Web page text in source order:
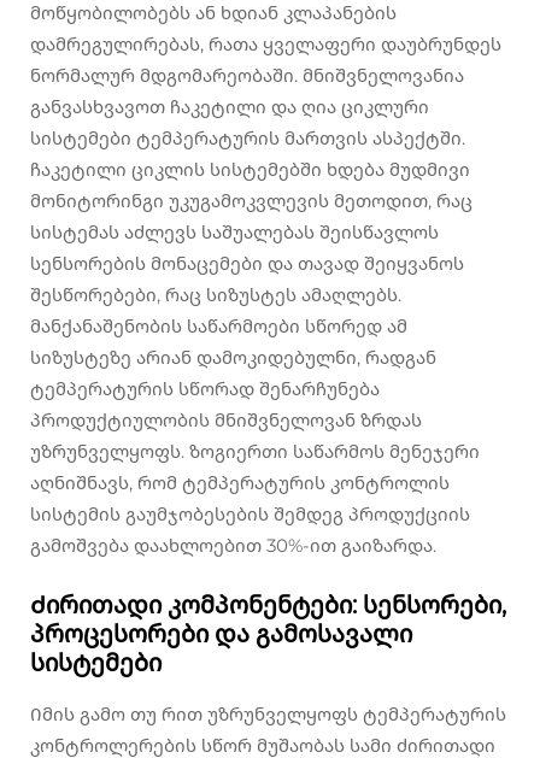
მოწყობილობებს ან ხდიან კლაპანების
დამრეგულირებას, რათა ყველაფერი დაუბრუნდეს
ნორმალურ მდგომარეობაში. მნიშვნელოვანია
განვასხვავოთ ჩაკეტილი და ღია ციკლური
სისტემები ტემპერატურის მართვის ასპექტში.
ჩაკეტილი ციკლის სისტემებში ხდება მუდმივი
მონიტორინგი უკუგამოკვლევის მეთოდით, რაც
სისტემას აძლევს საშუალებას შეისწავლოს
სენსორების მონაცემები და თავად შეიყვანოს
შესწორებები, რაც სიზუსტეს ამაღლებს.
მანქანაშენობის საწარმოები სწორედ ამ
სიზუსტეზე არიან დამოკიდებულნი, რადგან
ტემპერატურის სწორად შენარჩუნება
პროდუქტიულობის მნიშვნელოვან ზრდას
უზრუნველყოფს. ზოგიერთი საწარმოს მენეჯერი
აღნიშნავს, რომ ტემპერატურის კონტროლის
სისტემის გაუმჯობესების შემდეგ პროდუქციის
გამოშვება დაახლოებით 30%-ით გაიზარდა.
Ძირითადი კომპონენტები: სენსორები,
პროცესორები და გამოსავალი
სისტემები
Იმის გამო თუ რით უზრუნველყოფს ტემპერატურის
კონტროლერების სწორ მუშაობას სამი ძირითადი